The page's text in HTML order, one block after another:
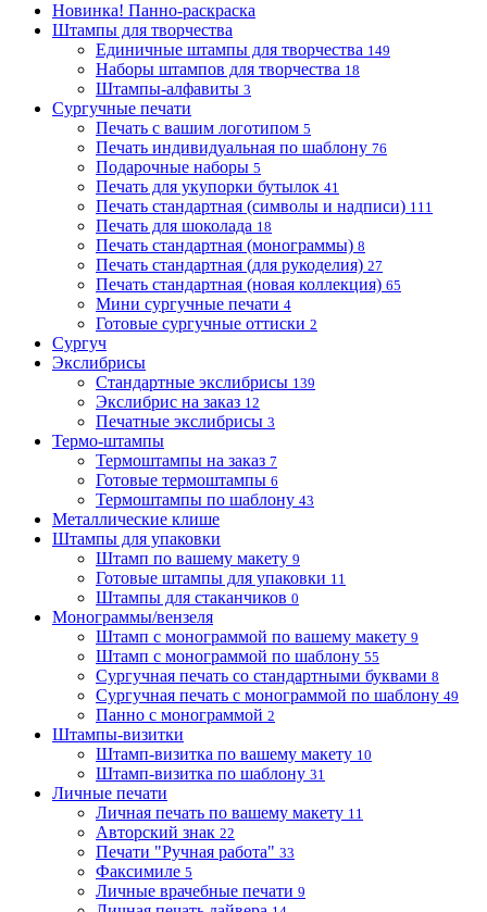
Новинка! Панно-раскраска
Штампы для творчества
Единичные штампы для творчества 149
Наборы штампов для творчества 18
Штампы-алфавиты 3
Сургучные печати
Печать с вашим логотипом 5
Печать индивидуальная по шаблону 76
Подарочные наборы 5
Печать для укупорки бутылок 41
Печать стандартная (символы и надписи) 111
Печать для шоколада 18
Печать стандартная (монограммы) 8
Печать стандартная (для рукоделия) 27
Печать стандартная (новая коллекция) 65
Мини сургучные печати 4
Готовые сургучные оттиски 2
Сургуч
Экслибрисы
Стандартные экслибрисы 139
Экслибрис на заказ 12
Печатные экслибрисы 3
Термо-штампы
Термоштампы на заказ 7
Готовые термоштампы 6
Термоштампы по шаблону 43
Металлические клише
Штампы для упаковки
Штамп по вашему макету 9
Готовые штампы для упаковки 11
Штампы для стаканчиков 0
Монограммы/вензеля
Штамп с монограммой по вашему макету 9
Штамп с монограммой по шаблону 55
Сургучная печать со стандартными буквами 8
Сургучная печать с монограммой по шаблону 49
Панно с монограммой 2
Штампы-визитки
Штамп-визитка по вашему макету 10
Штамп-визитка по шаблону 31
Личные печати
Личная печать по вашему макету 11
Авторский знак 22
Печати "Ручная работа" 33
Факсимиле 5
Личные врачебные печати 9